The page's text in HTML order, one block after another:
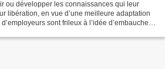
ou développer les connaissances qui leur
libération, en vue d’une meilleure adaptation
sont frileux à l’idée d’embaucher